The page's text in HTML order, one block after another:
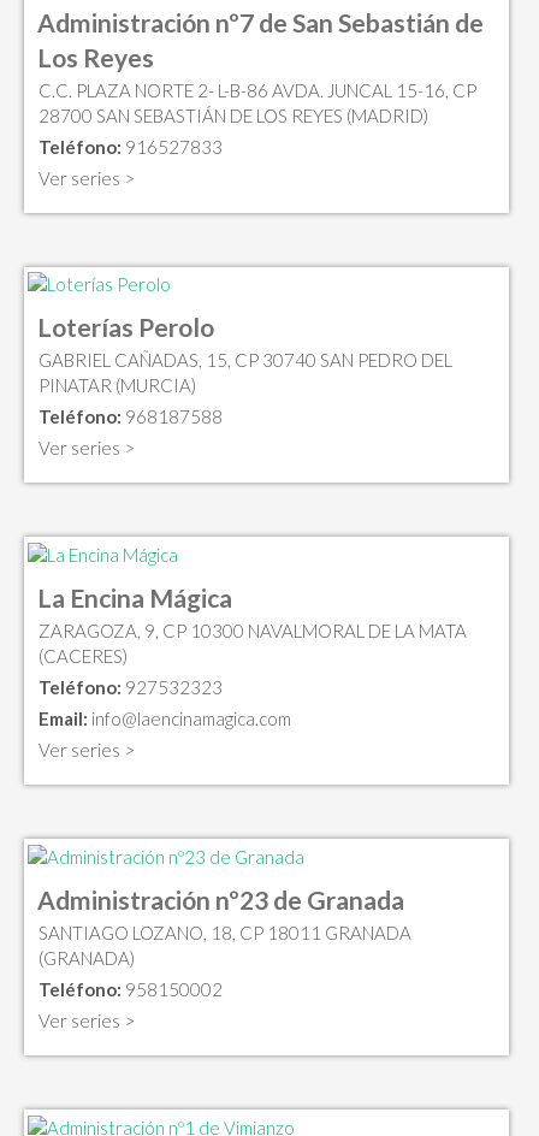
Administración nº7 de San Sebastián de
Los Reyes
C.C. PLAZA NORTE 2- L-B-86 AVDA. JUNCAL 15-16, CP
28700 SAN SEBASTIÁN DE LOS REYES (MADRID)
Teléfono: 916527833
Ver series >
Loterías Perolo
GABRIEL CAÑADAS, 15, CP 30740 SAN PEDRO DEL
PINATAR (MURCIA)
Teléfono: 968187588
Ver series >
La Encina Mágica
ZARAGOZA, 9, CP 10300 NAVALMORAL DE LA MATA
(CACERES)
Teléfono: 927532323
Email: info@laencinamagica.com
Ver series >
Administración nº23 de Granada
SANTIAGO LOZANO, 18, CP 18011 GRANADA
(GRANADA)
Teléfono: 958150002
Ver series >